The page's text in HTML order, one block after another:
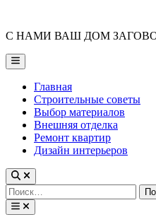
content
С НАМИ ВАШ ДОМ
Main
Menu
Главная
Строительные советы
Выбор материалов
Внешняя отделка
Ремонт квартир
Дизайн интерьеров
Найти: